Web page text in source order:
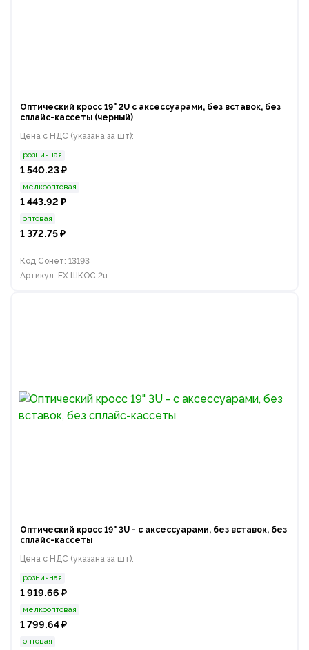
Оптический кросс 19" 2U с аксессуарами, без вставок, без
сплайс-кассеты (черный)
Цена с НДС (указана за шт):
розничная
1 540.23 ₽
мелкооптовая
1 443.92 ₽
оптовая
1 372.75 ₽
Код Сонет: 13193
Артикул: EX ШКОС 2u
Оптический кросс 19" 3U - с аксессуарами, без вставок, без
сплайс-кассеты
Цена с НДС (указана за шт):
розничная
1 919.66 ₽
мелкооптовая
1 799.64 ₽
оптовая